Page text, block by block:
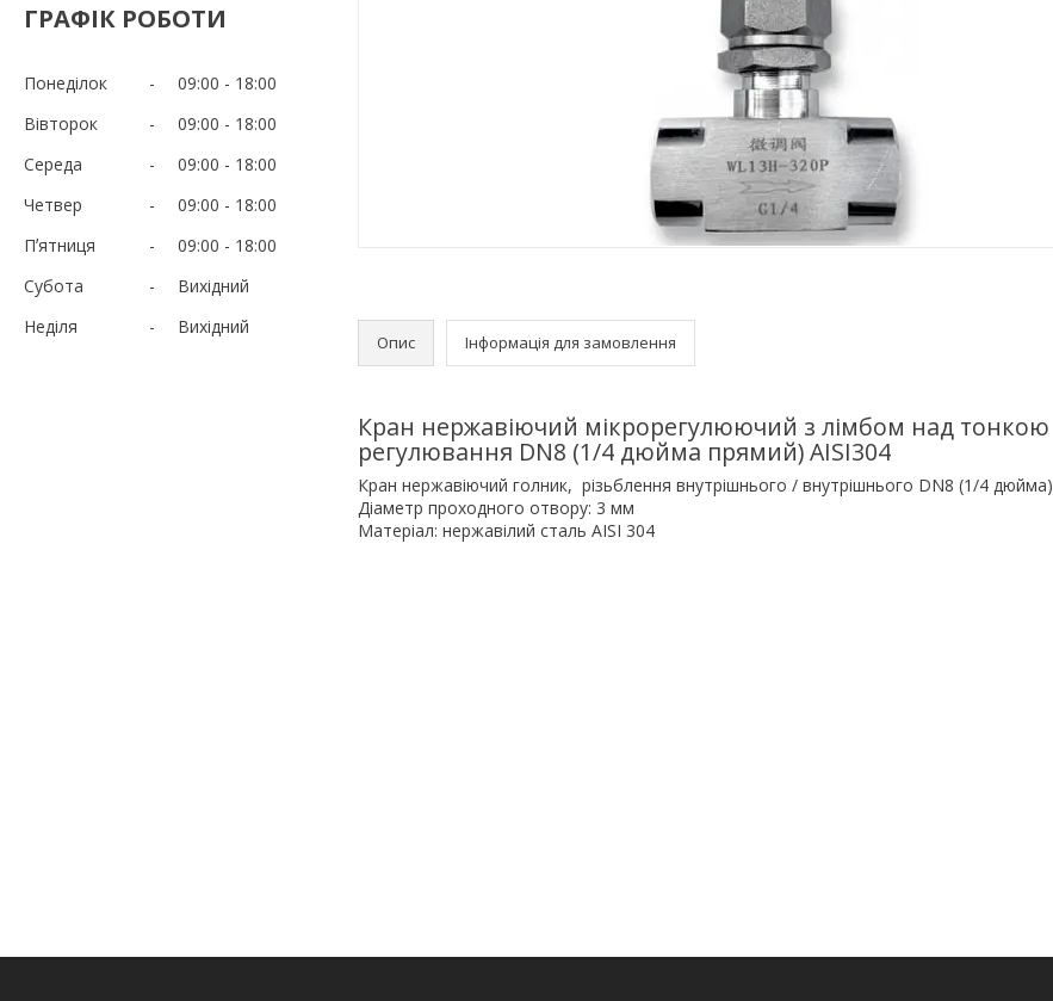
ГРАФІК РОБОТИ
Понеділок 09:00
18:00
Вівторок
09:00
18:00
Середа
09:00
18:00
Четвер
09:00
18:00
Пʼятниця
09:00
18:00
Субота
Вихідний
Неділя
Вихідний
Опис Інформація для замовлення
Кран нержавіючий мікрорегулюючий з лімбом над тонкою
регулювання DN8 (1/4 дюйма прямий) AISI304
Кран нержавіючий голник, різьблення внутрішнього / внутрішнього DN8 (1/4 дюйма)
Діаметр проходного отвору: 3 мм
Матеріал: нержавілий сталь AISI 304